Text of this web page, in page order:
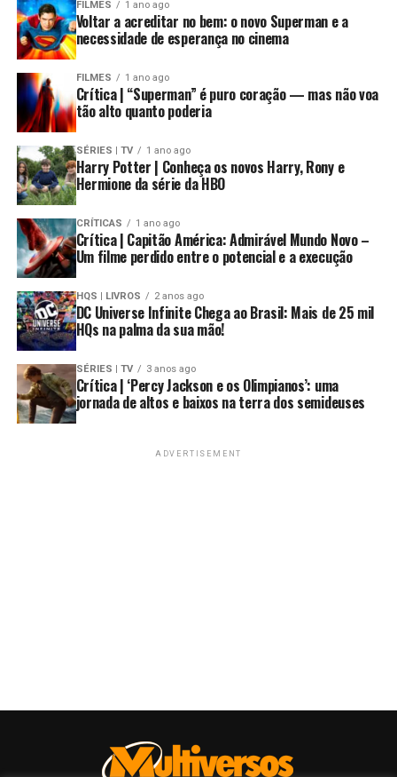
FILMES 1 ano ago
Voltar a acreditar no bem: o novo Superman e a
necessidade de esperança no cinema
FILMES 1 ano ago
Crítica | “Superman” é puro coração — mas não voa
tão alto quanto poderia
SÉRIES | TV 1 ano ago
Harry Potter | Conheça os novos Harry, Rony e
Hermione da série da HBO
CRÍTICAS 1 ano ago
Crítica | Capitão América: Admirável Mundo Novo –
Um filme perdido entre o potencial e a execução
HQS | LIVROS 2 anos ago
DC Universe Infinite Chega ao Brasil: Mais de 25 mil
HQs na palma da sua mão!
SÉRIES | TV 3 anos ago
Crítica | ‘Percy Jackson e os Olimpianos’: uma
jornada de altos e baixos na terra dos semideuses
ADVERTISEMENT